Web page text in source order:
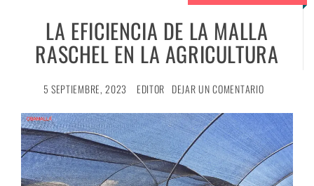
LA EFICIENCIA DE LA MALLA
RASCHEL EN LA AGRICULTURA
5 SEPTIEMBRE, 2023 EDITOR DEJAR UN COMENTARIO